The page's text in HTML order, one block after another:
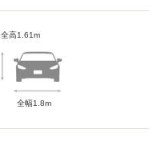
全高1.61m
全幅1.8m